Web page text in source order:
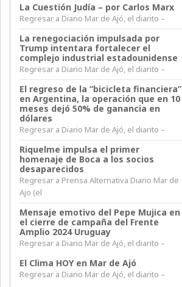
La Cuestión Judía – por Carlos Marx
Regresar a Diario Mar de Ajó, el diarito –
La renegociación impulsada por
Trump intentara fortalecer el
complejo industrial estadounidense
Regresar a Diario Mar de Ajó, el diarito –
El regreso de la “bicicleta financiera”
en Argentina, la operación que en 10
meses dejó 50% de ganancia en
dólares
Regresar a Diario Mar de Ajó, el diarito –
Riquelme impulsa el primer
homenaje de Boca a los socios
desaparecidos
Regresar a Prensa Alternativa Diario Mar de
Ajo (el
Mensaje emotivo del Pepe Mujica en
el cierre de campaña del Frente
Amplio 2024 Uruguay
Regresar a Diario Mar de Ajó, el diarito –
El Clima HOY en Mar de Ajó
Regresar a Diario Mar de Ajó, el diarito –